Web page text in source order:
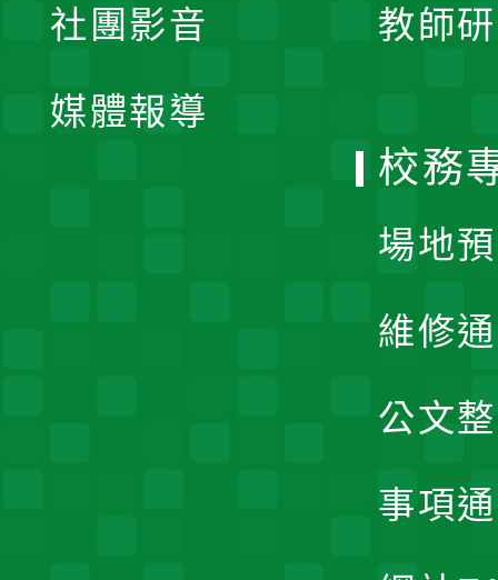
教師
社團影音
媒體報導
校務
場地
維修
公文
事項